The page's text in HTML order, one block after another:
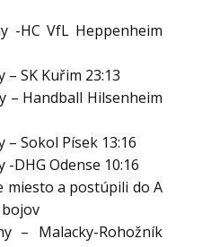
-HC VfL Heppenheim
– SK Kuřim 23:13
– Handball Hilsenheim
– Sokol Písek 13:16
-DHG Odense 10:16
miesto a postúpili do A
– Malacky-Rohožník